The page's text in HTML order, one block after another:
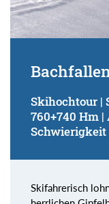
Skihochtour |
760+740 Hm |
Schwierigkeit
Skifahrerisch